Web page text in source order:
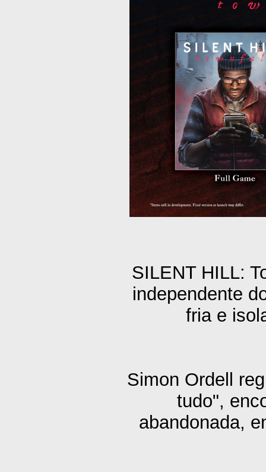
SILENT HILL:
independente
fria e
Simon Ordell
tudo",
abandonada,